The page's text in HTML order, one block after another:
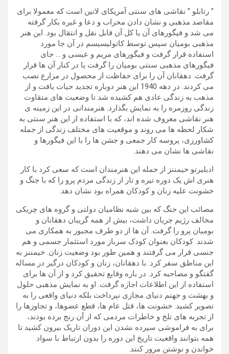
” رتابلو ” نقاشی های سنتی آمریکای لاتین است که معمولا برای
مقاصد مذهبی و نشان دادن محراب و دعا و غیره بکار گرفته
می شد و فیگورهای آن یا کل آن قابل نقل و انتقال بود. این هنر
مذهبی بومیان سپس توسط کاتولیسیسم در آن جا مورد
استفاده قرار گرفت و فیگورهای مریم و عیسی و … جای
فیگورهای مذهبی سنتی بومیان را گرفت یا در کنار آن ها قرار
گرفت. دهقانان آن را برای حفاظت از محصول در مزارع نصب
می کردند. در دهه 1940 این هنر دوباره تجدید حیات یافت و از
مذهب به زندگی عادی هم کشیده شد تا وضعیت های متقاوت
زندگی روزمره را به نمایش بگذارد. هنرمندانی در این زمینه ی
هنر نقاشی معروف شده اند، که با استفاده از این هنر سنتی به
شکار لحظه ها می روند و موقعیت های مختلف زندگی از جمله
کشاورزی، پروسه کار جمعی و جشن ها را با این فیگورها و
نقاشی ها نشان می دهند.
ادیلبرتو خیمننز از جمله این هنرمندان است که سعی کرد با کار
هنری اش یک دوره تیره و تار از زندگی مردم پرو را که با جنگ و
خشونت علیه زنان و کودکان همراه بود نشان دهد.
مصائب این جنگ که بین شبه نظامیان دولتی و گروه های چریکی
مخالف رژیم جریان داشت، بیش از همه گریبان دهقانان و
بومیان پرو را گرفت. آن ها از دو طرف مجبور به همکاری می
شدند. کودکان بعنوان کودک سرباز مورد استثمار جسمی و هم
جنسی قرار می گرفتند و همین طور بود وضعیت زنان. خیمننز به
این مناطق سفر کرد. با دهقانان، زنان و کودکان درگیر در مساله
گفتگو و مصاحبه کرد. در باره وقایع تحقیق کرد و از آن ها برای
استفاده از این اطلاعات اجازه گرفت. او به نمایش مذهبی حلول
و بهشت و جهنم دنیای مجازی نپرداخت بلکه دنیای واقعی را به
تصویر کشید. خشونت ها، قتل عام ها، قطع عضوها، و تجاوزها را
از تجربه های تلخ و خاطرات مردمی که از آن رنج برده بودند،
برای به فراموشی سپرده نشدن این دوران تاریک بیرون کشید تا
همه بتوانند واقعیت تاریخ این دوره را بدون ارتباط با سواد
خواندن و نوشتن مرور کنند.